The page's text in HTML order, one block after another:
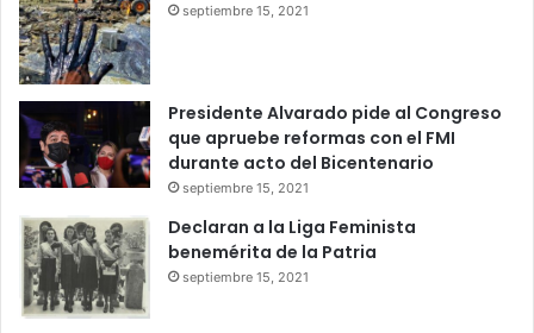
septiembre 15, 2021
Presidente Alvarado pide al Congreso
que apruebe reformas con el FMI
durante acto del Bicentenario
septiembre 15, 2021
Declaran a la Liga Feminista
benemérita de la Patria
septiembre 15, 2021